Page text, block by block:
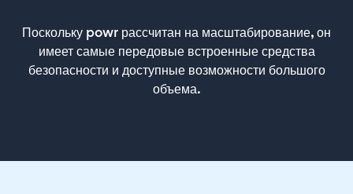
Поскольку powr рассчитан на масштабирование, он
имеет самые передовые встроенные средства
безопасности и доступные возможности большого
объема.